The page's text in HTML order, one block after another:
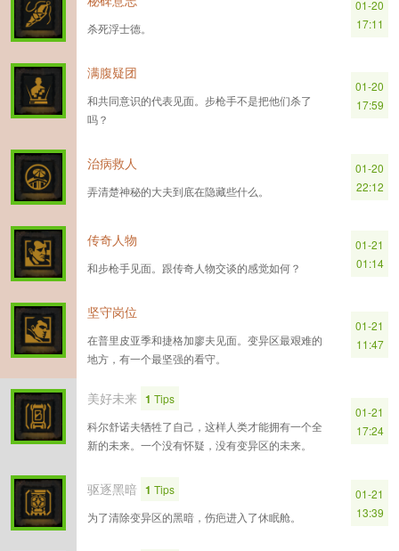
杀死浮士德。
01-20
17:11
满腹疑团
和共同意识的代表见面。步枪手不是把他们杀了
吗？
01-20
17:59
治病救人
弄清楚神秘的大夫到底在隐藏些什么。
01-20
22:12
传奇人物
和步枪手见面。跟传奇人物交谈的感觉如何？
01-21
01:14
坚守岗位
在普里皮亚季和捷格加廖夫见面。变异区最艰难的
地方，有一个最坚强的看守。
01-21
11:47
美好未来 1 Tips
科尔舒诺夫牺牲了自己，这样人类才能拥有一个全
新的未来。一个没有怀疑，没有变异区的未来。
01-21
17:24
驱逐黑暗 1 Tips
为了清除变异区的黑暗，伤疤进入了休眠舱。
01-21
13:39